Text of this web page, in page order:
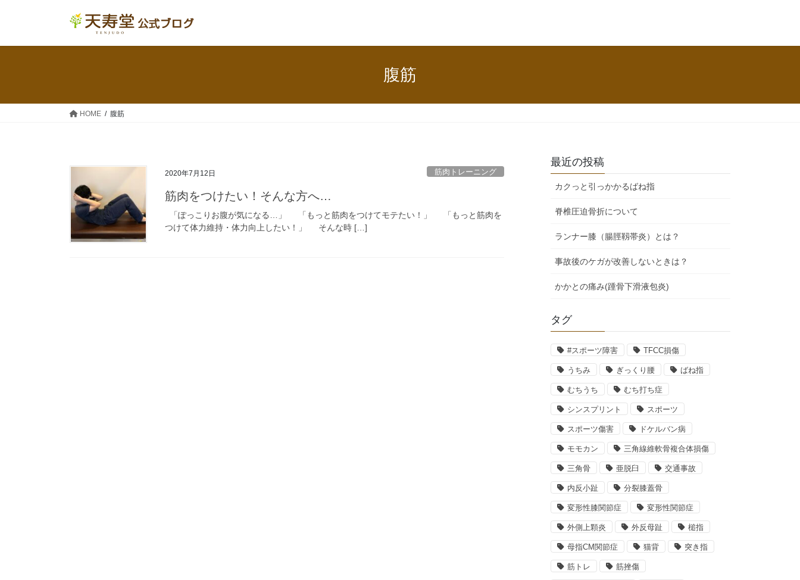
ン
キ
ー
に
腹筋
HOME 腹筋
2020年7月12日 筋肉トレーニング
筋肉をつけたい！そんな方へ…
「ぽっこりお腹が気になる…」 「もっと筋肉をつけてモテたい！」 「もっと筋肉を
つけて体力維持・体力向上したい！」 そんな時 […]
最近の投稿
カクっと引っかかるばね指
脊椎圧迫骨折について
ランナー膝（腸脛靱帯炎）とは？
事故後のケガが改善しないときは？
かかとの痛み(踵骨下滑液包炎)
タグ
#スポーツ障害 TFCC損傷
うちみ ぎっくり腰 ばね指
むちうち むち打ち症
シンスプリント スポーツ
スポーツ傷害 ドケルバン病
モモカン 三角線維軟骨複合体損傷
三角骨 亜脱臼 交通事故
内反小趾 分裂膝蓋骨
変形性膝関節症 変形性関節症
外側上顆炎 外反母趾 槌指
母指CM関節症 猫背 突き指
筋トレ 筋挫傷